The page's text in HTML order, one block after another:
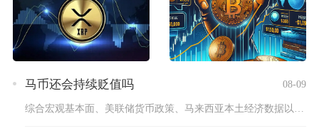
马币还会持续贬值吗 08-09